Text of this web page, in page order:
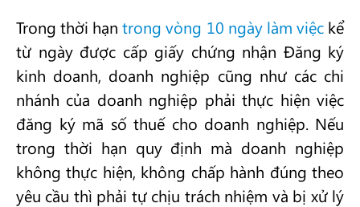
Trong thời hạntrong vòng 10 ngày làm việckể
từ ngày được cấp giấy chứng nhận Đăng ký
kinh doanh, doanh nghiệp cũng như các chi
nhánh của doanh nghiệp phải thực hiện việc
đăng ký mã số thuế cho doanh nghiệp. Nếu
trong thời hạn quy định mà doanh nghiệp
không thực hiện, không chấp hành đúng theo
yêu cầu thì phải tự chịu trách nhiệm và bị xử lý